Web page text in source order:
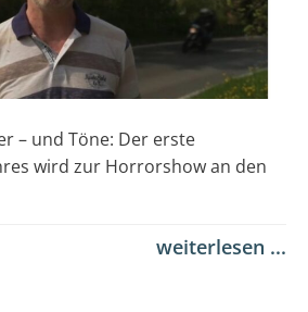
– und Töne: Der erste
wird zur Horrorshow an den
weiterlesen ...